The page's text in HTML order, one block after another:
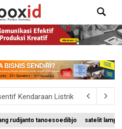
Kendaraan Listrik untuk Produk
Kembali ke Bank Dunia
rudijanto tanoesoedibjo satelit